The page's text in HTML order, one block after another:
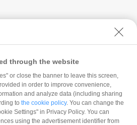
当社の考え方
through the website
or close the banner to leave this screen,
in order to improve convenience,
and analyze data (including sharing
to the cookie policy. You can change the
Settings" in Privacy Policy. You can
using the advertisement identifier from